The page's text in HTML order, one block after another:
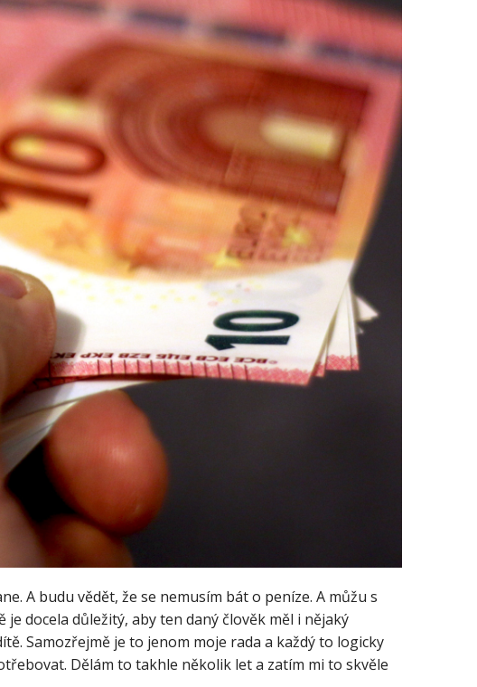
A budu vědět, že se nemusím bát o peníze. A můžu s
docela důležitý, aby ten daný člověk měl i nějaký
Samozřejmě je to jenom moje rada a každý to logicky
Dělám to takhle několik let a zatím mi to skvěle